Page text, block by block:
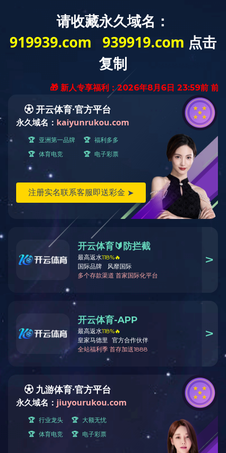
快捷导航
当前位置： 快捷导航››新闻动态
聚势山城，实力领航|新天地药业重磅亮相第93届API China
上一条信息：三载同行感恩有您 | 新天